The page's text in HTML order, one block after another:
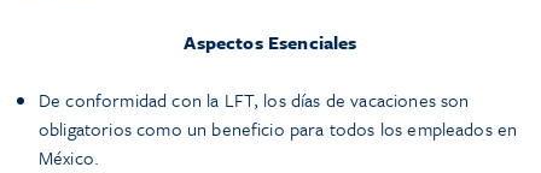
Aspectos Esenciales
De conformidad con la LFT, los días de vacaciones son
obligatorios como un beneficio para todos los empleados en
México.